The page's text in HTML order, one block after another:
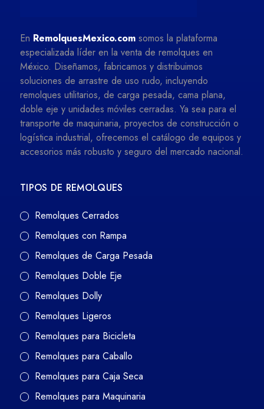
En RemolquesMexico.com somos la plataforma
especializada líder en la venta de remolques en
México. Diseñamos, fabricamos y distribuimos
soluciones de arrastre de uso rudo, incluyendo
remolques utilitarios, de carga pesada, cama plana,
doble eje y unidades móviles cerradas. Ya sea para el
transporte de maquinaria, proyectos de construcción o
logística industrial, ofrecemos el catálogo de equipos y
accesorios más robusto y seguro del mercado nacional.
TIPOS DE REMOLQUES
Remolques Cerrados
Remolques con Rampa
Remolques de Carga Pesada
Remolques Doble Eje
Remolques Dolly
Remolques Ligeros
Remolques para Bicicleta
Remolques para Caballo
Remolques para Caja Seca
Remolques para Maquinaria